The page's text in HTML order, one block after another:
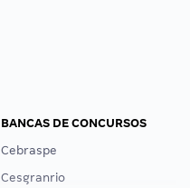
BANCAS DE CONCURSOS
Cebraspe
Cesgranrio